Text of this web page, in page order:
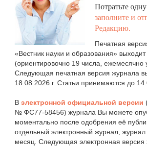
Потратьте
заполните и
Редакцию.
Печатная
«Вестник науки и образования»
(ориентировочно 19 числа, ежемесячно
Следующая печатная версия журнала
18.08.2026 г. Статьи принимаются до
В электронной официальной версии
№ ФС77-58456) журнала Вы можете
моментально после одобрения её
отдельный электронный журнал, журнал
месяц. Следующая электронная версия